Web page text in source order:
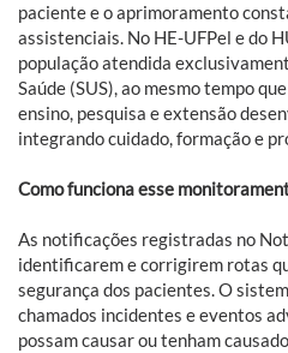
paciente e o aprimoramento
assistenciais. No HE-UFPel e do
população atendida
Saúde (SUS), ao mesmo tempo
ensino, pesquisa e extensão
integrando cuidado, formação e
Como funciona esse
As notificações registradas no
identificarem e corrigirem rotas
segurança dos pacientes. O
chamados incidentes e eventos
possam causar ou tenham